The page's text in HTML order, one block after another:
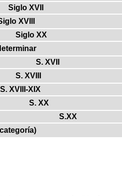
Siglo XVII
XVIII
Siglo XX
S. XVII
S. XVIII
S. XVIII-XIX
S. XX
S.XX